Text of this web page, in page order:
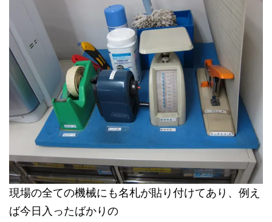
現場の全ての機械にも名札が貼り付けてあり、例え
ば今日入ったばかりの